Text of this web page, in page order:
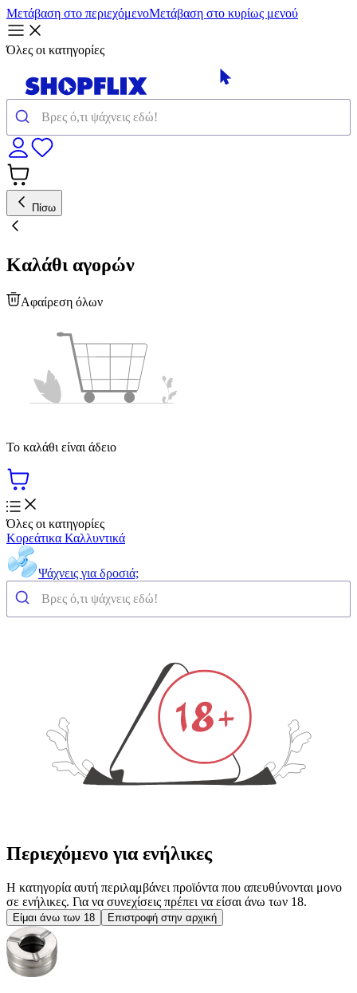
Μετάβαση στο περιεχόμενοΜετάβαση στο κυρίως μενού
Όλες οι κατηγορίες
Πίσω
Καλάθι αγορών
Αφαίρεση όλων
Το καλάθι είναι άδειο
Όλες οι κατηγορίες
Κορεάτικα Καλλυντικά
Ψάχνεις για δροσιά;
Περιεχόμενο για ενήλικες
Η κατηγορία αυτή περιλαμβάνει προϊόντα που απευθύνονται μονο
σε ενήλικες. Για να συνεχίσεις πρέπει να είσαι άνω των 18.
Είμαι άνω των 18 Επιστροφή στην αρχική